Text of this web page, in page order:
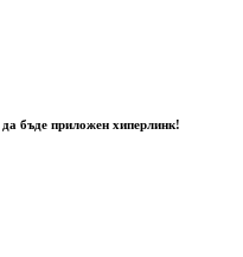
да бъде приложен хиперлинк!